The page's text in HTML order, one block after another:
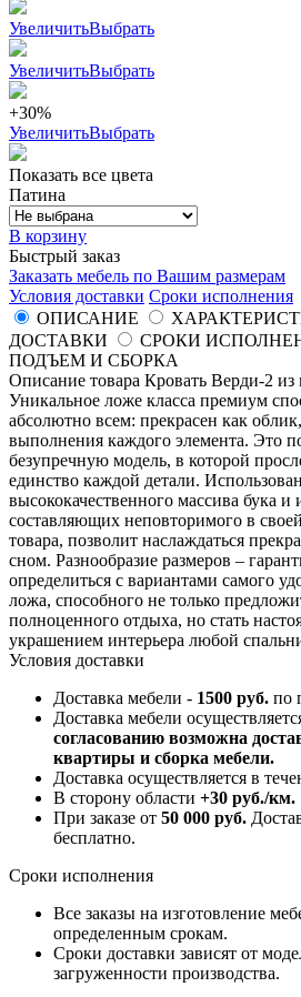
УвеличитьВыбрать
УвеличитьВыбрать
+30%
УвеличитьВыбрать
Показать все цвета
Патина
В корзину
Быстрый заказ
Заказать мебель по Вашим размерам
Условия доставки Сроки исполнения
ОПИСАНИЕ
ДОСТАВКИ
СРОКИ
ПОДЪЕМ И СБОРКА
Описание товара Кровать Верди-2 из
Уникальное ложе класса премиум
абсолютно всем: прекрасен как
выполнения каждого элемента. Это
безупречную модель, в которой
единство каждой детали.
высококачественного массива бука
составляющих неповторимого в
товара, позволит наслаждаться
сном. Разнообразие размеров –
определиться с вариантами самого
ложа, способного не только
полноценного отдыха, но стать
украшением интерьера любой
Условия доставки
Доставка мебели - 1500 руб. по
Доставка мебели
согласованию возможна
квартиры и сборка мебели.
Доставка осуществляется в
В сторону области +30 руб./км.
При заказе от 50 000 руб.
бесплатно.
Сроки исполнения
Все заказы на изготовление
определенным срокам.
Сроки доставки зависят от
загруженности производства.